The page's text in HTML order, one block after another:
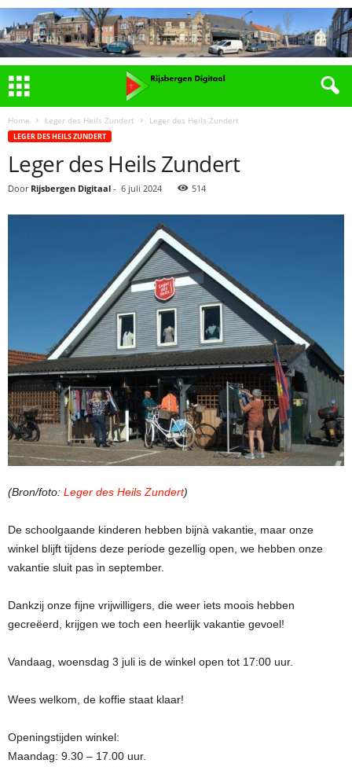
Home Leger des Heils Zundert Leger des Heils Zundert
LEGER DES HEILS ZUNDERT
Leger des Heils Zundert
Door Rijsbergen Digitaal - 6 juli 2024 514
(Bron/foto: Leger des Heils Zundert)
De schoolgaande kinderen hebben bijnà vakantie, maar onze
winkel blijft tijdens deze periode gezellig open, we hebben onze
vakantie sluit pas in september.
Dankzij onze fijne vrijwilligers, die weer iets moois hebben
gecreëerd, krijgen we toch een heerlijk vakantie gevoel!
Vandaag, woensdag 3 juli is de winkel open tot 17:00 uur.
Wees welkom, de koffie staat klaar!
Openingstijden winkel:
Maandag: 9.30 – 17.00 uur.